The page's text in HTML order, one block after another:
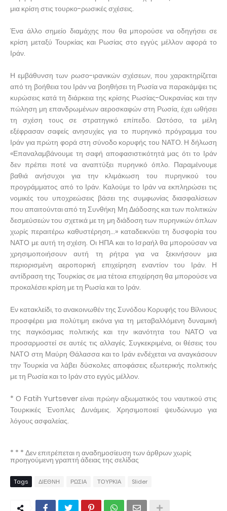
μια κρίση στις τουρκο-ρωσικές σχέσεις.
Ένα άλλο σημείο διαμάχης που θα μπορούσε να οδηγήσει σε
κρίση μεταξύ Τουρκίας και Ρωσίας στο εγγύς μέλλον αφορά το
Ιράν.
Η εμβάθυνση των ρωσο-ιρανικών σχέσεων, που χαρακτηρίζεται
από τη βοήθεια του Ιράν να βοηθήσει τη Ρωσία να παρακάμψει τις
κυρώσεις κατά τη διάρκεια της κρίσης Ρωσίας-Ουκρανίας και την
πώληση μη επανδρωμένων αεροσκαφών στη Ρωσία, έχει ωθήσει
τη σχέση τους σε στρατηγικό επίπεδο. Ωστόσο, τα μέλη
εξέφρασαν σαφείς ανησυχίες για το πυρηνικό πρόγραμμα του
Ιράν για πρώτη φορά στη σύνοδο κορυφής του ΝΑΤΟ. Η δήλωση
«Επαναλαμβάνουμε τη σαφή αποφασιστικότητά μας ότι το Ιράν
δεν πρέπει ποτέ να αναπτύξει πυρηνικό όπλο. Παραμένουμε
βαθιά ανήσυχοι για την κλιμάκωση του πυρηνικού του
προγράμματος από το Ιράν. Καλούμε το Ιράν να εκπληρώσει τις
νομικές του υποχρεώσεις βάσει της συμφωνίας διασφαλίσεων
που απαιτούνται από τη Συνθήκη Μη Διάδοσης και των πολιτικών
δεσμεύσεών του σχετικά με τη μη διάδοση των πυρηνικών όπλων
χωρίς περαιτέρω καθυστέρηση…» καταδεικνύει τη δυσφορία του
ΝΑΤΟ με αυτή τη σχέση. Οι ΗΠΑ και το Ισραήλ θα μπορούσαν να
χρησιμοποιήσουν αυτή τη ρήτρα για να ξεκινήσουν μια
περιορισμένη αεροπορική επιχείρηση εναντίον του Ιράν. Η
αντίδραση της Τουρκίας σε μια τέτοια επιχείρηση θα μπορούσε να
προκαλέσει κρίση με τη Ρωσία και το Ιράν.
Εν κατακλείδι, το ανακοινωθέν της Συνόδου Κορυφής του Βίλνιους
προσφέρει μια πολύτιμη εικόνα για τη μεταβαλλόμενη δυναμική
της παγκόσμιας πολιτικής και την ικανότητα του ΝΑΤΟ να
προσαρμοστεί σε αυτές τις αλλαγές. Συγκεκριμένα, οι θέσεις του
ΝΑΤΟ στη Μαύρη Θάλασσα και το Ιράν ενδέχεται να αναγκάσουν
την Τουρκία να λάβει δύσκολες αποφάσεις εξωτερικής πολιτικής
με τη Ρωσία και το Ιράν στο εγγύς μέλλον.
* Ο Fatih Yurtsever είναι πρώην αξιωματικός του ναυτικού στις
Τουρκικές Ένοπλες Δυνάμεις. Χρησιμοποιεί ψευδώνυμο για
λόγους ασφαλείας.
* * * Δεν επιτρέπεται η αναδημοσίευση των άρθρων χωρίς
προηγούμενη γραπτή άδειας της σελίδας
Tags ΔΙΕΘΝΗ ΡΩΣΙΑ ΤΟΥΡΚΙΑ Slider